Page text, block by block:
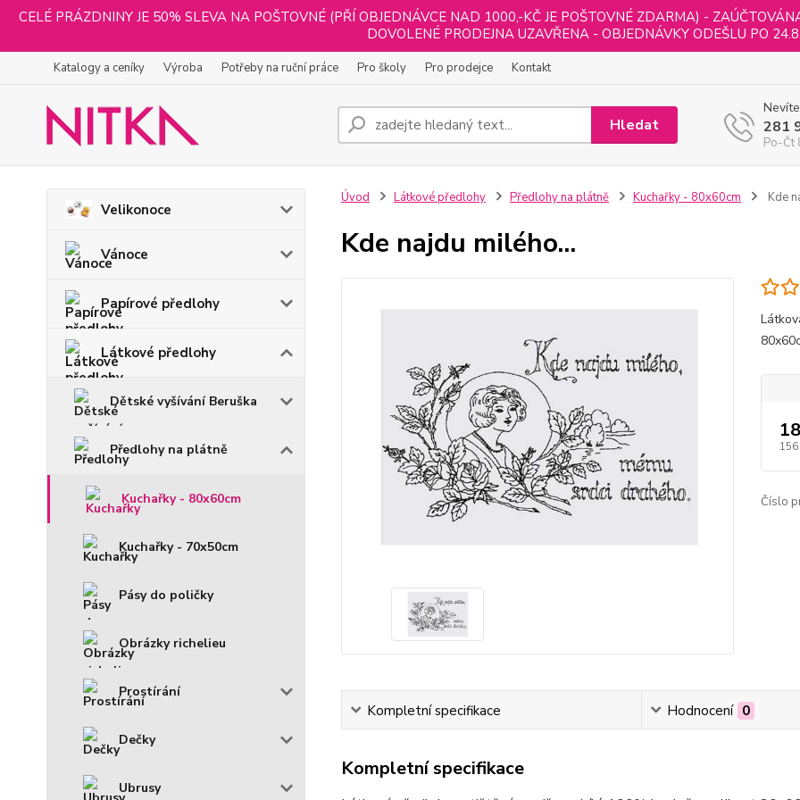
CELÉ PRÁZDNINY JE 50% SLEVA NA POŠTOVNÉ (PŘÍ OBJEDNÁVCE NAD 1000,-KČ JE POŠTOVNÉ ZDARMA) -
DOVOLENÉ PRODEJNA UZAVŘENA - OBJEDNÁVKY ODEŠLU PO
Katalogy a ceníky Výroba Potřeby na ruční práce Pro školy Pro prodejce Kontakt
Hledat 281
Po-Čt
Velikonoce
Vánoce
Papírové předlohy
Látkové předlohy
Dětské vyšívání Beruška
Předlohy na plátně
Kuchařky - 80x60cm
Kuchařky - 70x50cm
Pásy do poličky
Obrázky richelieu
Prostírání
Dečky
Ubrusy
Úvod Látkové předlohy Předlohy na plátně Kuchařky - 80x60cm Kde
Kde najdu milého...
156
Číslo
Kompletní specifikace Hodnocení 0
Kompletní specifikace